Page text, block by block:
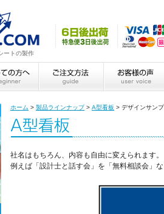
ートの製作
ホーム > 製品ラインナップ> A型看板 > デザインサン
社名はもちろん、内容も自由に変えられます。
例えば「設計士と話す会」を「無料相談会」